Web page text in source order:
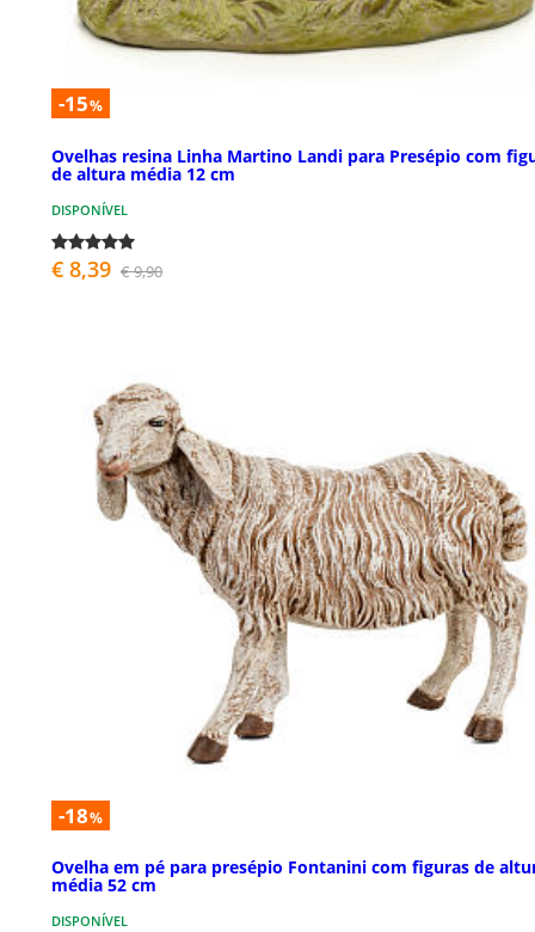
-15%
Ovelhas resina Linha Martino Landi para Presépio com
de altura média 12 cm
DISPONÍVEL
€ 8,39 € 9,90
-18%
Ovelha em pé para presépio Fontanini com figuras de
média 52 cm
DISPONÍVEL